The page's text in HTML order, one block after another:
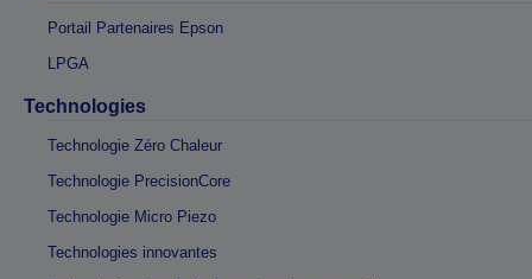
Portail Partenaires Epson
LPGA
Technologies
Technologie Zéro Chaleur
Technologie PrecisionCore
Technologie Micro Piezo
Technologies innovantes